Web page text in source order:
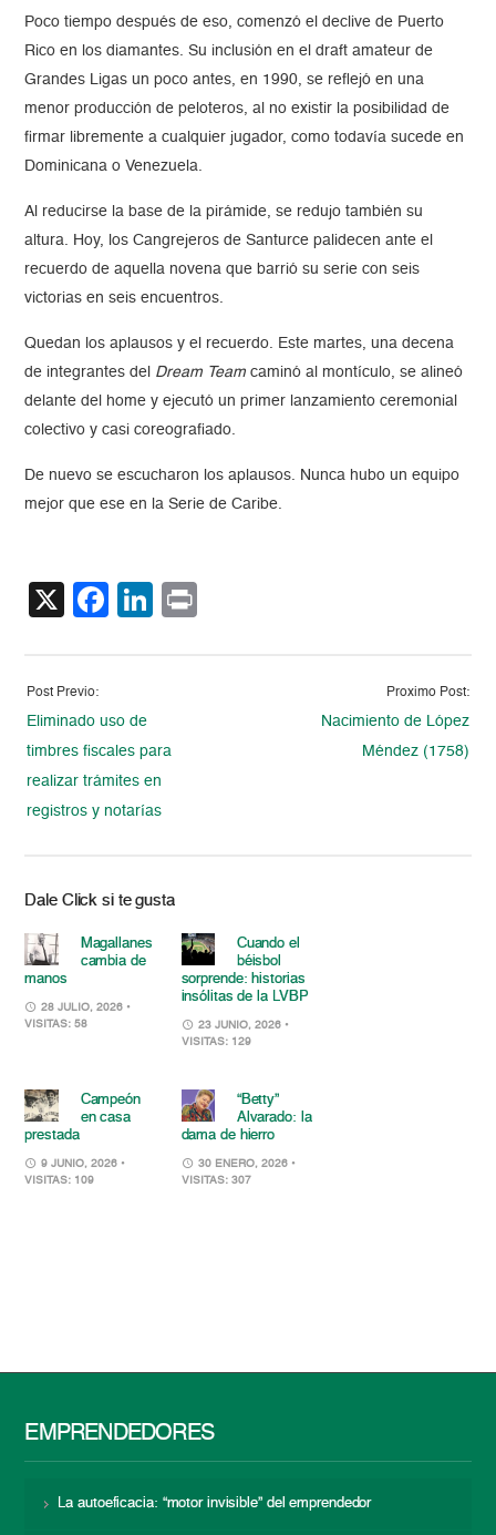
Poco tiempo después de eso, comenzó el declive de Puerto
Rico en los diamantes. Su inclusión en el draft amateur de
Grandes Ligas un poco antes, en 1990, se reflejó en una
menor producción de peloteros, al no existir la posibilidad de
firmar libremente a cualquier jugador, como todavía sucede en
Dominicana o Venezuela.
Al reducirse la base de la pirámide, se redujo también su
altura. Hoy, los Cangrejeros de Santurce palidecen ante el
recuerdo de aquella novena que barrió su serie con seis
victorias en seis encuentros.
Quedan los aplausos y el recuerdo. Este martes, una decena
de integrantes del Dream Team caminó al montículo, se alineó
delante del home y ejecutó un primer lanzamiento ceremonial
colectivo y casi coreografiado.
De nuevo se escucharon los aplausos. Nunca hubo un equipo
mejor que ese en la Serie de Caribe.
X Facebook
LinkedIn
Post Previo:
Eliminado uso de
timbres fiscales para
realizar trámites en
registros y notarías
Proximo Post:
Nacimiento de López
Méndez (1758)
Dale Click si te gusta
Magallanes
cambia de
manos
28 JULIO, 2026 •
VISITAS: 58
Cuando el
béisbol
sorprende: historias
insólitas de la LVBP
23 JUNIO, 2026 •
VISITAS: 129
Campeón
en casa
prestada
9 JUNIO, 2026 •
VISITAS: 109
“Betty”
Alvarado: la
dama de hierro
30 ENERO, 2026 •
VISITAS: 307
EMPRENDEDORES
La autoeficacia: “motor invisible” del emprendedor